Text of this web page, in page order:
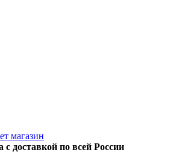
доставкой по всей России